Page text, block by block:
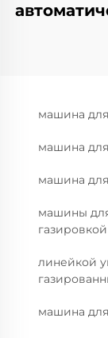
машина
машина
машина
машины
газировкой
линейкой
машина